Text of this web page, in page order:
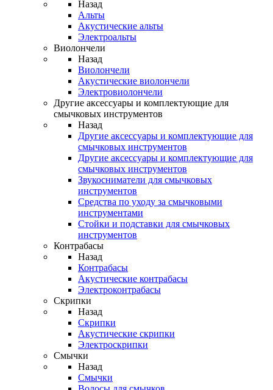
Назад
Альты
Акустические альты
Электроальты
Виолончели
Назад
Виолончели
Акустические виолончели
Электровиолончели
Другие аксессуары и комплектующие для
смычковых инструментов
Назад
Другие аксессуары и комплектующие для
смычковых инструментов
Другие аксессуары и комплектующие для
смычковых инструментов
Звукосниматели для смычковых
инструментов
Средства по уходу за смычковыми
инструментами
Стойки и подставки для смычковых
инструментов
Контрабасы
Назад
Контрабасы
Акустические контрабасы
Электроконтрабасы
Скрипки
Назад
Скрипки
Акустические скрипки
Электроскрипки
Смычки
Назад
Смычки